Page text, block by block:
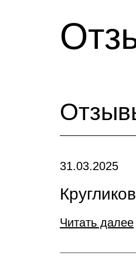
31.03.2025
Читать далее